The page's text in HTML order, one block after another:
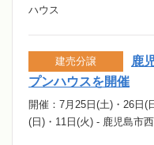
ハウス
鹿
プンハウスを開催
開催：7月25日(土)・26日(
(日)・11日(火) - 鹿児島市
建売分譲